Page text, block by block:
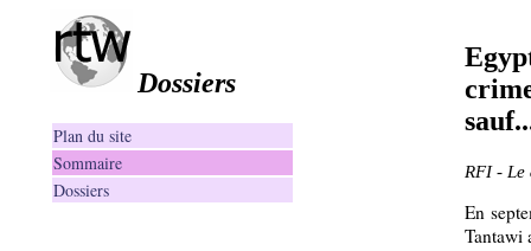
Dossiers
Plan du site
Sommaire
Dossiers
RFI -
En
Tantawi